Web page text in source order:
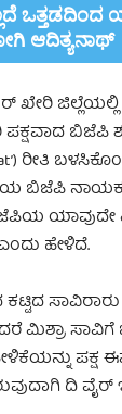
ಆದಿತ್ಯನಾಥ್
ಖೇರಿ
ಪಕ್ಷವಾದ ಬಿಜೆಪಿ
ರೀತಿ
ಬಿಜೆಪಿ
ಹೇಳಿದೆ.
ಮಿಶ್ರಾ ಸಾವಿಗೆ
ಪಕ್ಷ
ದಿ